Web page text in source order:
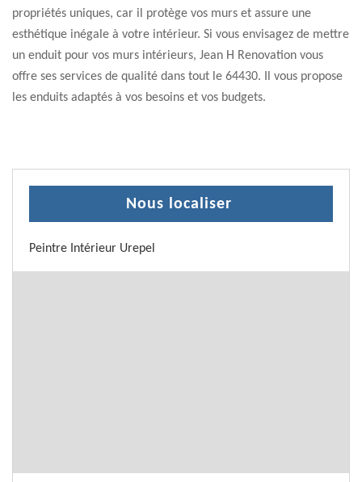
propriétés uniques, car il protège vos murs et assure une
esthétique inégale à votre intérieur. Si vous envisagez de mettre
un enduit pour vos murs intérieurs, Jean H Renovation vous
offre ses services de qualité dans tout le 64430. Il vous propose
les enduits adaptés à vos besoins et vos budgets.
Nous localiser
Peintre Intérieur Urepel